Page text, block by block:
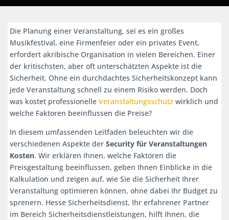
Die Planung einer Veranstaltung, sei es ein großes
Musikfestival, eine Firmenfeier oder ein privates Event,
erfordert akribische Organisation in vielen Bereichen. Einer
der kritischsten, aber oft unterschätzten Aspekte ist die
Sicherheit. Ohne ein durchdachtes Sicherheitskonzept kann
jede Veranstaltung schnell zu einem Risiko werden. Doch
was kostet professionelleVeranstaltungsschutz wirklich und
welche Faktoren beeinflussen die Preise?
In diesem umfassenden Leitfaden beleuchten wir die
verschiedenen Aspekte derSecurity für Veranstaltungen
Kosten. Wir erklären Ihnen, welche Faktoren die
Preisgestaltung beeinflussen, geben Ihnen Einblicke in die
Kalkulation und zeigen auf, wie Sie die Sicherheit Ihrer
Veranstaltung optimieren können, ohne dabei Ihr Budget zu
sprenern. Hesse Sicherheitsdienst, Ihr erfahrener Partner
im Bereich Sicherheitsdienstleistungen, hilft Ihnen, die